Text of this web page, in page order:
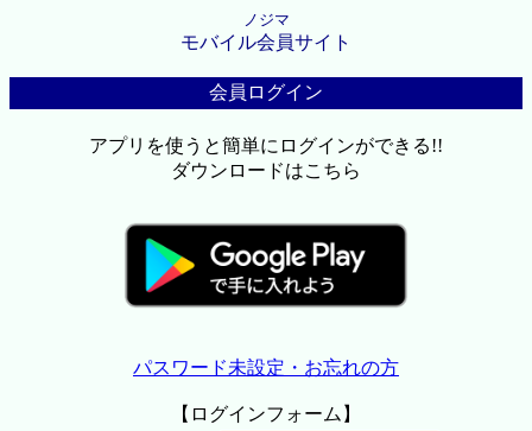
ノジマ
モバイル会員サイト
会員ログイン
アプリを使うと簡単にログインができる!!
ダウンロードはこちら
パスワード未設定・お忘れの方
【ログインフォーム】